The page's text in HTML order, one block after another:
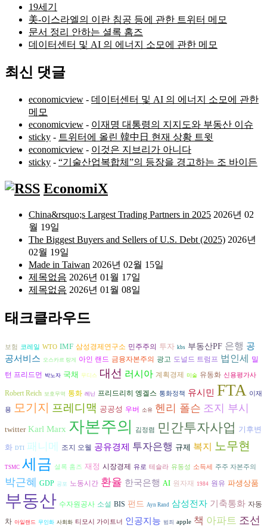
19세기
美-이스라엘의 이란 침공 등에 관한 트위터 메모
문서 정리 안하는 셜록 홈즈
데이터센터 및 AI 의 에너지 소모에 관한 메모
최신 댓글
economicview - 데이터센터 및 AI 의 에너지 소모에 관한
메모
economicview - 이재명 대통령의 지지도와 부동산 이슈
sticky - 트위터에 올린 韓中日 현재 상황 트윗
economicview - 이것은 지브리가 아니다
sticky - “기술산업복합체”의 등장을 경고하는 조 바이든
EconomiX
China&rsquo;s Largest Trading Partners in 2025 2026년 02
월 19일
The Biggest Buyers and Sellers of U.S. Debt (2025) 2026년
02월 19일
Made in Taiwan 2026년 02월 15일
제목없음 2026년 01월 17일
제목없음 2026년 01월 08일
태크클라우드
보험 코레일 WTO IMF 삼성경제연구소 민주주의 투자 kbs 부동산PF 은행 공
공서비스 오스카르 랑게 아인 랜드 금융자본주의 광고 도널드 트럼프 법인세
밀
턴 프리드먼
박노자 국채 무디스 대선 러시아 계획경제 미술 유동화 신용평가사
Robert Reich 보호무역 통화 레닌 프리드리히 엥겔스 통화정책 유시민 FTA 이재
용 모기지 프레디맥 공공성 우버 소유 헨리 폴슨 조지 부시
twitter Karl Marx 자본주의 김정렴 민간투자사업 기후변
화 DTI 패니메 조지 오웰 공유경제 투자은행 규제 복지 노무현
TSMC 세금 셜록 홈즈 재정 시장경제 유로 테슬라 유동성 소득세 주주 자본주의
박근혜 GDP 공포 노동시간 환율 한국은행 AI 원자재 1984 원유 파생상품
부동산 수자원공사 소설 BIS 펀드 Ayn Rand 삼성전자 기축통화 자동
차 아일랜드 무인화 사회화 티모시 가이트너 인공지능 범죄 apple 책 아파트 조선